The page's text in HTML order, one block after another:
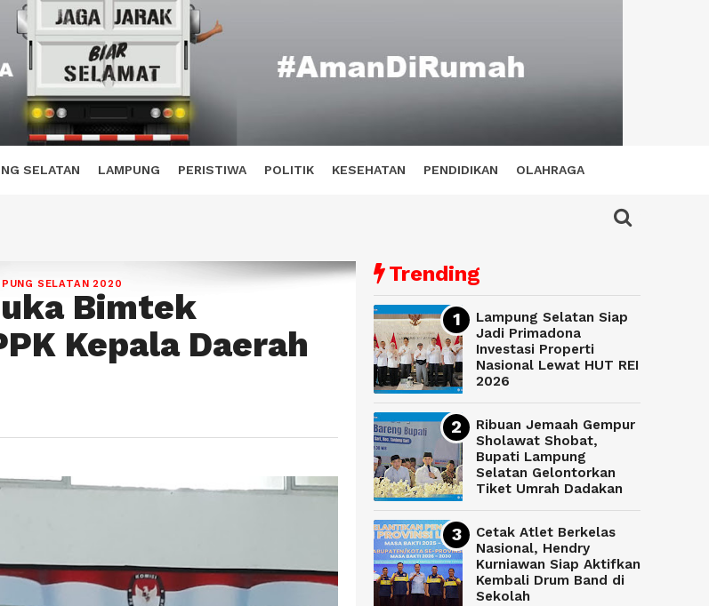
SELATAN LAMPUNG PERISTIWA POLITIK KESEHATAN PENDIDIKAN OLAHRAGA
SELATAN 2020
Bimtek
Kepala Daerah
Trending
Lampung Selatan Siap
Jadi Primadona
Investasi Properti
Nasional Lewat HUT REI
2026
Ribuan Jemaah Gempur
Sholawat Shobat,
Bupati Lampung
Selatan Gelontorkan
Tiket Umrah Dadakan
Cetak Atlet Berkelas
Nasional, Hendry
Kurniawan Siap Aktifkan
Kembali Drum Band di
Sekolah